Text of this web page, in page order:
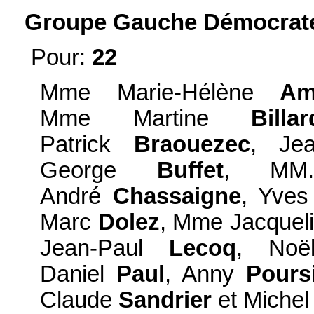
Groupe Gauche
Pour: 22
Mme Marie-Hélène
Mme Martine
Patrick Braouezec,
George Buffet,
André Chassaigne,
Marc Dolez, Mme
Jean-Paul Lecoq,
Daniel Paul , Anny
Claude Sandrier et